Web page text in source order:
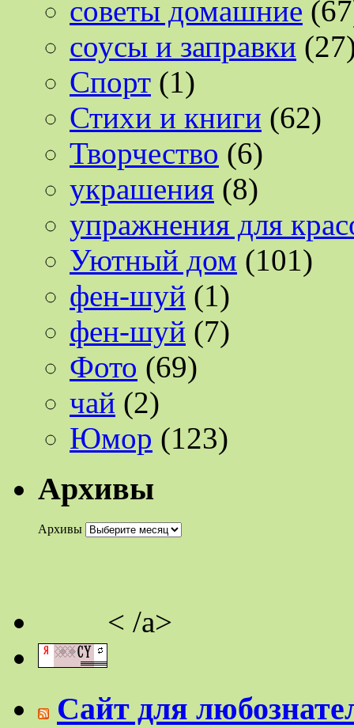
советы домашние
соусы и заправки
Спорт (1)
Стихи и книги (62)
Творчество (6)
украшения (8)
упражнения для
Уютный дом (101)
фен-шуй (1)
фен-шуй (7)
Фото (69)
чай (2)
Юмор (123)
Архивы
Архивы
< /a>
Сайт для